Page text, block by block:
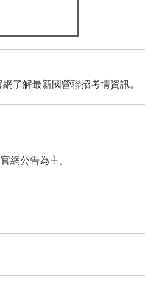
了解最新國營聯招考情資訊。
網公告為主。